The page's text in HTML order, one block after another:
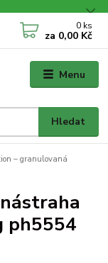
Menu
Hledat
0 ks
za 0,00 Kč
– granulovaná
ph5554